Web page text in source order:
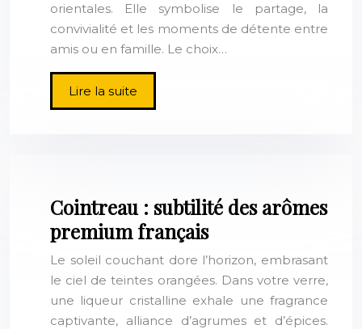
orientales. Elle symbolise le partage, la
convivialité et les moments de détente entre
amis ou en famille. Le choix…
Lire la suite
Cointreau : subtilité des arômes
premium français
Le soleil couchant dore l’horizon, embrasant
le ciel de teintes orangées. Dans votre verre,
une liqueur cristalline exhale une fragrance
captivante, alliance d’agrumes et d’épices.